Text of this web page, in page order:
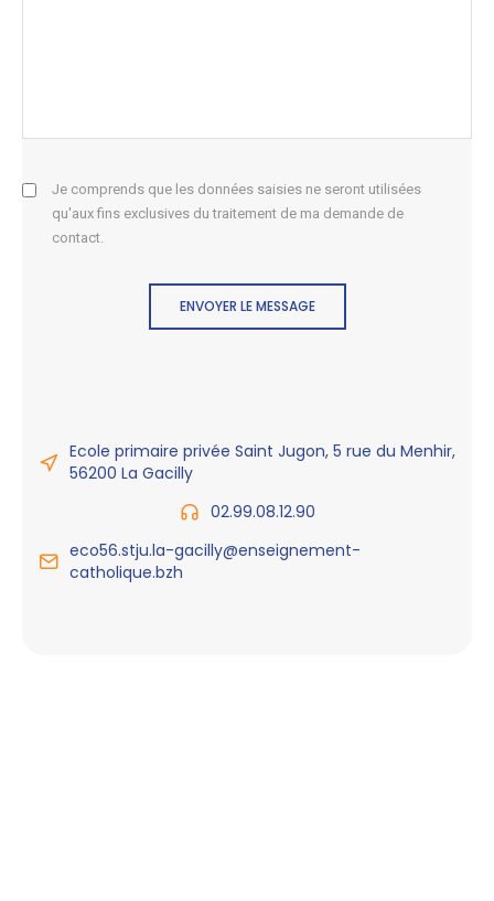
Je comprends que les données saisies ne seront utilisées
qu'aux fins exclusives du traitement de ma demande de
contact.
ENVOYER LE MESSAGE
Ecole primaire privée Saint Jugon, 5 rue du Menhir,
56200 La Gacilly
02.99.08.12.90
eco56.stju.la-gacilly@enseignement-
catholique.bzh